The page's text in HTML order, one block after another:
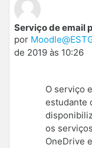
Serviço de email
por
de 2019 às 10:26
O serviço
estudante
os
OneDrive